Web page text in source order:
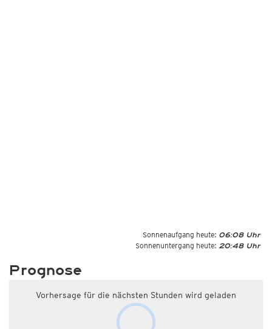
Sonnenaufgang heute: 06:08 Uhr
Sonnenuntergang heute: 20:48 Uhr
Prognose
Vorhersage für die nächsten Stunden wird geladen